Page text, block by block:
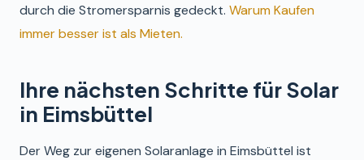
durch die Stromersparnis gedeckt. Warum Kaufen
immer besser ist als Mieten.
Ihre nächsten Schritte für Solar
in Eimsbüttel
Der Weg zur eigenen Solaranlage in Eimsbüttel ist